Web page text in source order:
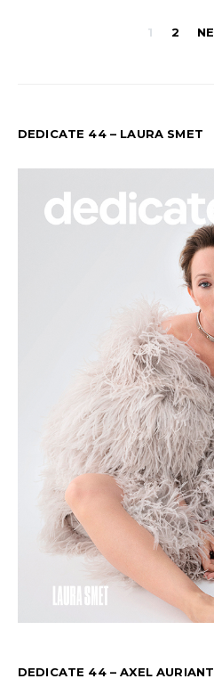
1 2
DEDICATE 44 – LAURA SMET
DEDICATE 44 – AXEL AURIANT